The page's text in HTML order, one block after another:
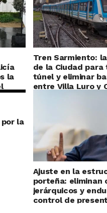
la
Tren Sarmiento:
de la Ciudad
túnel y eliminar
entre Villa Luro y
la
Ajuste en la
porteña: eliminan
jerárquicos y
control de